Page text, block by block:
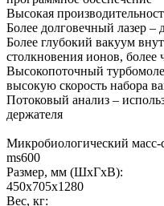
Высокая
Более долговечный лазер –
Более глубокий вакуум
столкновения ионов, более
Высокопоточный
высокую скорость набора
Потоковый анализ –
держателя
Микробиологический
ms600
Размер, мм (ШхГхВ):
450х705х1280
Вес, кг: